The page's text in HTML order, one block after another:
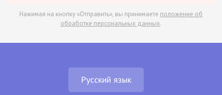
Нажимая на кнопку «Отправить», вы принимаете положение об
обработке персональных данных.
Русский язык